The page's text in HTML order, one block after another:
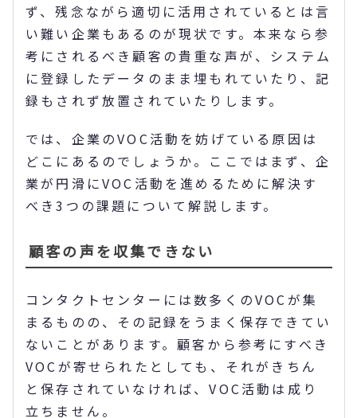
ず、残念ながら適切に活用されているとは言
い難い企業もあるのが現状です。本来なら参
考にされるべき顧客の貴重な声が、システム
に登録したデータのまま埋もれていたり、記
録もされず放置されていたりします。
では、企業のVOC活動を妨げている原因は
どこにあるのでしょうか。ここではまず、企
業が円滑にVOC活動を進めるために解決す
べき3つの課題について解説します。
顧客の声を収集できない
コンタクトセンターには数多くのVOCが集
まるものの、その記録をうまく保存できてい
ないことがあります。顧客から参考にすべき
VOCが寄せられたとしても、それがきちん
と保存されていなければ、VOC活動は成り
立ちません。